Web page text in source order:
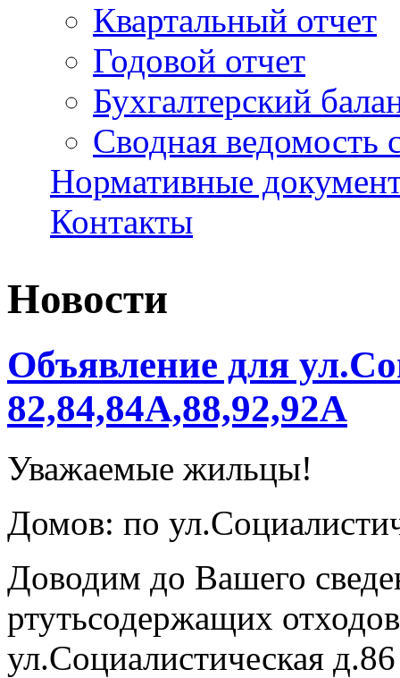
Квартальный отчет
Годовой отчет
Бухгалтерский
Сводная ведомость
Нормативные
Контакты
Новости
Объявление для
82,84,84А,88,92,92А
Уважаемые жильцы!
Домов: по
Доводим до Вашего
ртутьсодержащих
ул.Социалистическая д.86